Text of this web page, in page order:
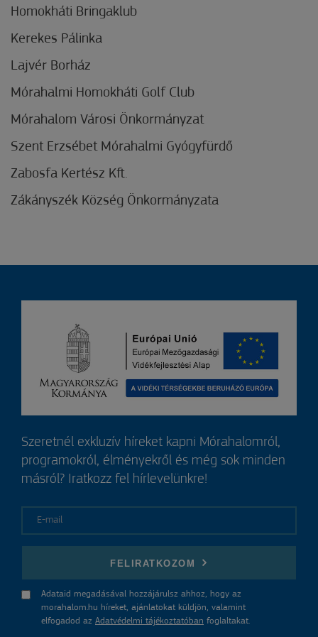
Homokháti Bringaklub
Kerekes Pálinka
Lajvér Borház
Mórahalmi Homokháti Golf Club
Mórahalom Városi Önkormányzat
Szent Erzsébet Mórahalmi Gyógyfürdő
Zabosfa Kertész Kft.
Zákányszék Község Önkormányzata
Szeretnél exkluzív híreket kapni Mórahalomról,
programokról, élményekről és még sok minden
másról? Iratkozz fel hírlevelünkre!
FELIRATKOZOM
Adataid megadásával hozzájárulsz ahhoz, hogy az
morahalom.hu híreket, ajánlatokat küldjön, valamint
elfogadod az Adatvédelmi tájékoztatóban foglaltakat.